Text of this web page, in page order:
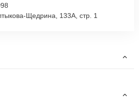
Щедрина, 133А, стр. 1